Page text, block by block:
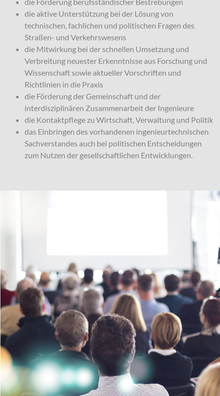
die aktive Unterstützung bei der Lösung von
technischen, fachlichen und politischen Fragen des
Straßen- und Verkehrswesens
die Mitwirkung bei der schnellen Umsetzung und
Verbreitung neuester Erkenntnisse aus Forschung und
Wissenschaft sowie aktueller Vorschriften und
Richtlinien in die Praxis
die Förderung der Gemeinschaft und der
interdisziplinären Zusammenarbeit der Ingenieure
die Kontaktpflege zu Wirtschaft, Verwaltung und Politik
das Einbringen des vorhandenen ingenieurtechnischen
Sachverstandes auch bei politischen Entscheidungen
zum Nutzen der gesellschaftlichen Entwicklungen.